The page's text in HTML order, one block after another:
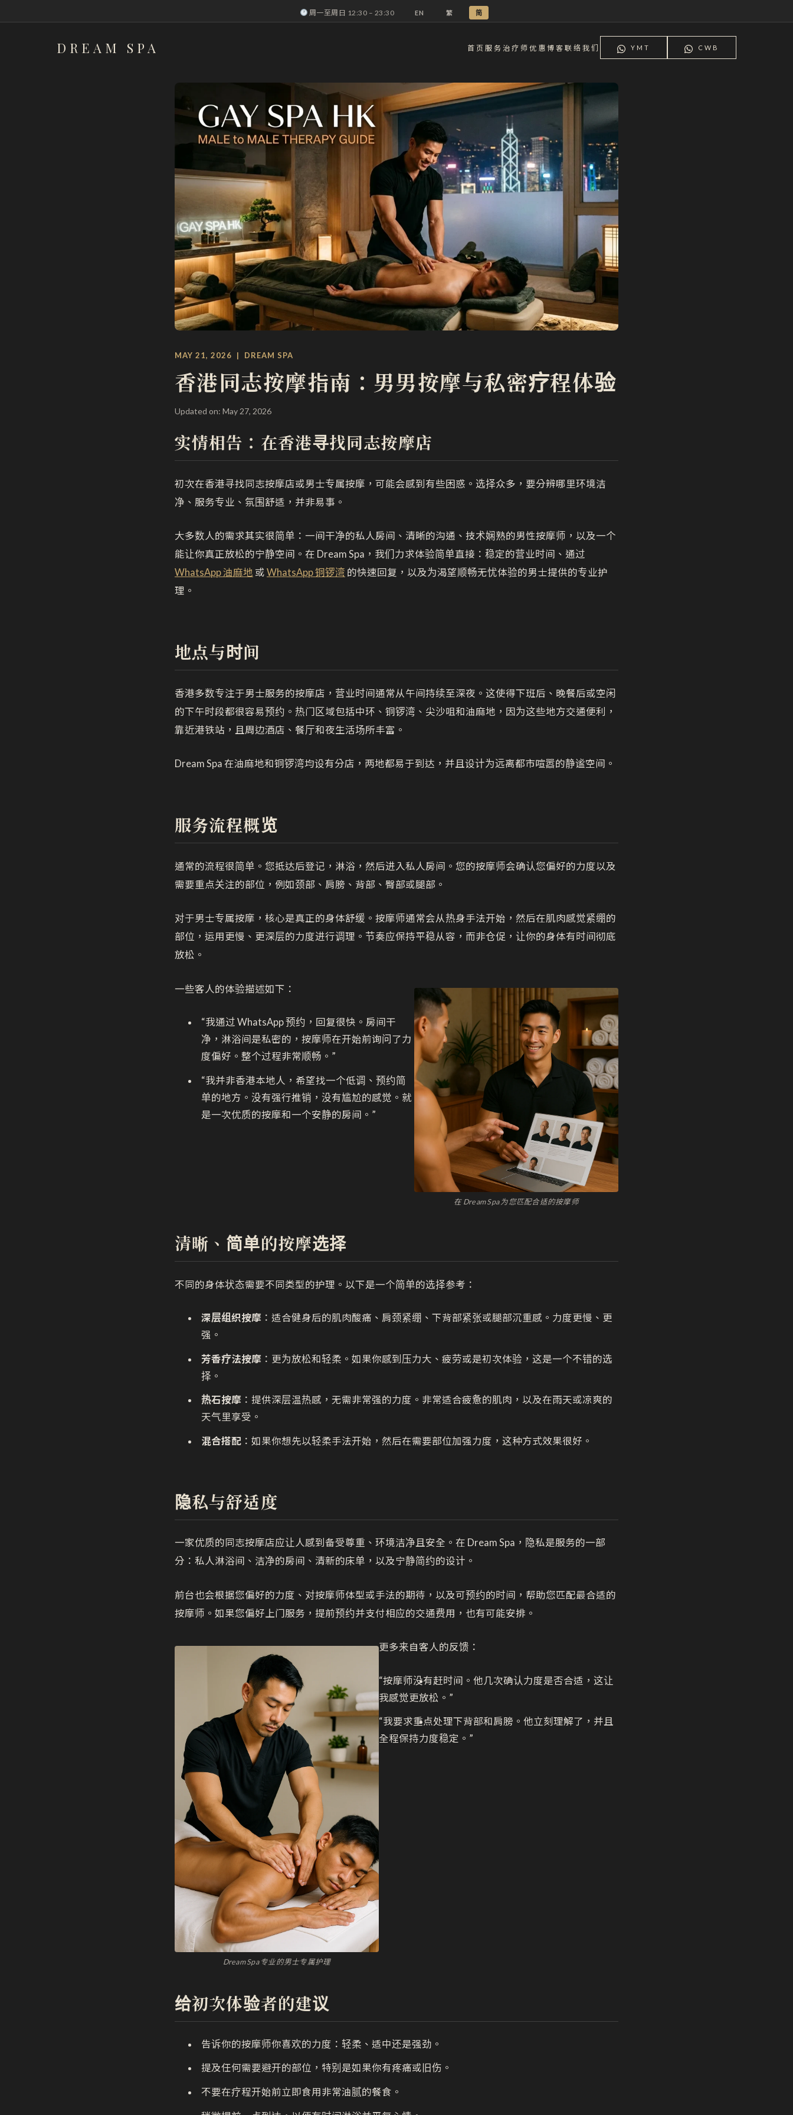
周一至周日 12:30 – 23:30 EN 繁 简
DREAM SPA 首页 服务 治疗师 优惠 博客 联络我们 YMT CWB
MAY 21, 2026 | DREAM SPA
香港同志按摩指南：男男按摩与私密疗程体验
Updated on: May 27, 2026
实情相告：在香港寻找同志按摩店
初次在香港寻找同志按摩店或男士专属按摩，可能会感到有些困惑。选择众多，要分辨哪里环境洁
净、服务专业、氛围舒适，并非易事。
大多数人的需求其实很简单：一间干净的私人房间、清晰的沟通、技术娴熟的男性按摩师，以及一个
能让你真正放松的宁静空间。在 Dream Spa，我们力求体验简单直接：稳定的营业时间、通过
WhatsApp 油麻地 或 WhatsApp 铜锣湾 的快速回复，以及为渴望顺畅无忧体验的男士提供的专业护
理。
地点与时间
香港多数专注于男士服务的按摩店，营业时间通常从午间持续至深夜。这使得下班后、晚餐后或空闲
的下午时段都很容易预约。热门区域包括中环、铜锣湾、尖沙咀和油麻地，因为这些地方交通便利，
靠近港铁站，且周边酒店、餐厅和夜生活场所丰富。
Dream Spa 在油麻地和铜锣湾均设有分店，两地都易于到达，并且设计为远离都市喧嚣的静谧空间。
服务流程概览
通常的流程很简单。您抵达后登记，淋浴，然后进入私人房间。您的按摩师会确认您偏好的力度以及
需要重点关注的部位，例如颈部、肩膀、背部、臀部或腿部。
对于男士专属按摩，核心是真正的身体舒缓。按摩师通常会从热身手法开始，然后在肌肉感觉紧绷的
部位，运用更慢、更深层的力度进行调理。节奏应保持平稳从容，而非仓促，让你的身体有时间彻底
放松。
在 Dream Spa 为您匹配合适的按摩师
一些客人的体验描述如下：
“我通过 WhatsApp 预约，回复很快。房间干
净，淋浴间是私密的，按摩师在开始前询问了力
度偏好。整个过程非常顺畅。”
“我并非香港本地人，希望找一个低调、预约简
单的地方。没有强行推销，没有尴尬的感觉。就
是一次优质的按摩和一个安静的房间。”
清晰、简单的按摩选择
不同的身体状态需要不同类型的护理。以下是一个简单的选择参考：
深层组织按摩：适合健身后的肌肉酸痛、肩颈紧绷、下背部紧张或腿部沉重感。力度更慢、更
强。
芳香疗法按摩：更为放松和轻柔。如果你感到压力大、疲劳或是初次体验，这是一个不错的选
择。
热石按摩：提供深层温热感，无需非常强的力度。非常适合疲惫的肌肉，以及在雨天或凉爽的
天气里享受。
混合搭配：如果你想先以轻柔手法开始，然后在需要部位加强力度，这种方式效果很好。
隐私与舒适度
一家优质的同志按摩店应让人感到备受尊重、环境洁净且安全。在 Dream Spa，隐私是服务的一部
分：私人淋浴间、洁净的房间、清新的床单，以及宁静简约的设计。
前台也会根据您偏好的力度、对按摩师体型或手法的期待，以及可预约的时间，帮助您匹配最合适的
按摩师。如果您偏好上门服务，提前预约并支付相应的交通费用，也有可能安排。
Dream Spa 专业的男士专属护理
更多来自客人的反馈：
“按摩师没有赶时间。他几次确认力度是否合适，这让
我感觉更放松。”
“我要求重点处理下背部和肩膀。他立刻理解了，并且
全程保持力度稳定。”
给初次体验者的建议
告诉你的按摩师你喜欢的力度：轻柔、适中还是强劲。
提及任何需要避开的部位，特别是如果你有疼痛或旧伤。
不要在疗程开始前立即食用非常油腻的餐食。